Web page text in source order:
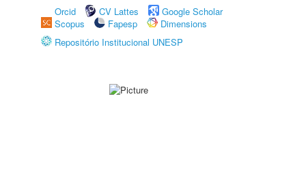
Orcid
CV Lattes
Google Scholar
Scopus
Fapesp
Dimensions
Repositório Institucional UNESP